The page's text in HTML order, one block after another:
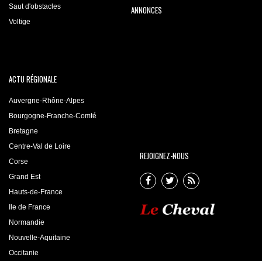
Saut d'obstacles
Voltige
ANNONCES
ACTU RÉGIONALE
Auvergne-Rhône-Alpes
Bourgogne-Franche-Comté
Bretagne
Centre-Val de Loire
Corse
Grand Est
Hauts-de-France
Ile de France
Normandie
Nouvelle-Aquitaine
Occitanie
REJOIGNEZ-NOUS